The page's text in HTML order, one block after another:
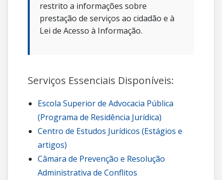
restrito a informações sobre
prestação de serviços ao cidadão e à
Lei de Acesso à Informação.
Serviços Essenciais Disponíveis:
Escola Superior de Advocacia Pública
(Programa de Residência Jurídica)
Centro de Estudos Jurídicos (Estágios e
artigos)
Câmara de Prevenção e Resolução
Administrativa de Conflitos